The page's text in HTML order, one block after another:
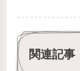
関連記事